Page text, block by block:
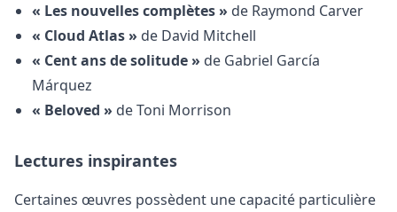
« Les nouvelles complètes » de Raymond Carver
« Cloud Atlas » de David Mitchell
« Cent ans de solitude » de Gabriel García
Márquez
« Beloved » de Toni Morrison
Lectures inspirantes
Certaines œuvres possèdent une capacité particulière